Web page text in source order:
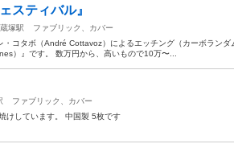
スティバル』
塚駅
ファブリック、カバー
・コタボ（André Cottavoz）によるエッチング（カーボランダ
）』です。 数万円から、高いもので10万〜...
ファブリック、カバー
けしています。 中国製 5枚です